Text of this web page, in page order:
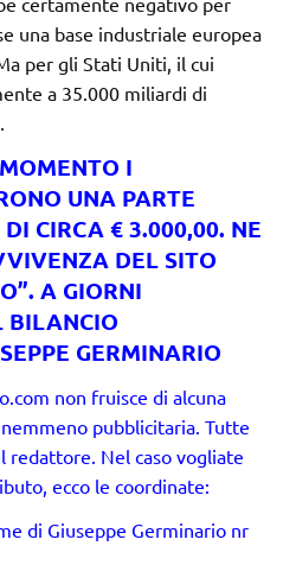
una base industriale europea
per gli Stati Uniti, il cui
a 35.000 miliardi di
I
UNA PARTE
CIRCA € 3.000,00. NE
DEL SITO
A GIORNI
BILANCIO
GERMINARIO
non fruisce di alcuna
pubblicitaria. Tutte
redattore. Nel caso vogliate
ecco le coordinate:
di Giuseppe Germinario nr